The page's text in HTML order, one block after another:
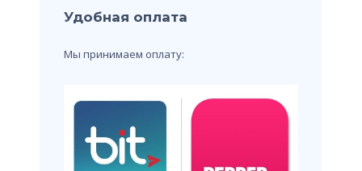
Удобная оплата
Мы принимаем оплату: